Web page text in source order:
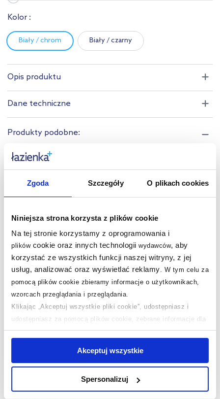
Zgoda Szczegóły O plikach cookies
Niniejsza strona korzysta z plików cookie
Na tej stronie korzystamy z oprogramowania i
plikówcookie oraz innych technologii wydawców, aby
korzystać ze wszystkich funkcji naszej witryny, z jej
usług, analizować oraz wyświetlać reklamy. W tym celu za
pomocą plików cookie zbieramy informacje o użytkownikach,
wzorcach przeglądania i przeglądania.
Klikając „Akceptuj wszystkie pliki cookie”, udostępniasz i
udostępniasz za pomocą plików cookie, zebrane informacje dla
użytkowników zewnętrznych, a także nasi partnerzy reklamowi.
jednak, że zablokowane niektóre pliki cookie mogą mieć wpływ
na sposób dostarczania treści niedostosowanych do potrzeb
Akceptuj wszystkie
Spersonalizuj
Kolor :
Biały / chrom Biały / czarny
Opis produktu
Dane techniczne
Produkty podobne:
darmowa dostawa
Dostępność:24h!
Markslöjd Cassis kinkiet
3x18W chrom/biały
106370
Cena kat.:489 zł